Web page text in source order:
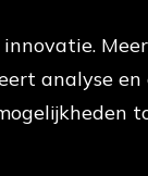
analyse